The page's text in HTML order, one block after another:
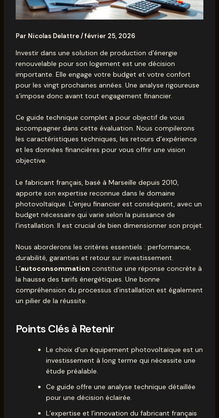
Par Nicolas Delattre/février 25, 2026
Investir dans une solution de production d’énergie
renouvelable pour son logement est une décision
importante. Elle engage votre budget et votre confort
pour les vingt prochaines années. Une analyse rigoureuse
s’impose donc avant tout engagement financier.
Ce guide technique complet a pour objectif de vous
accompagner dans cette évaluation. Nous compilerons
les caractéristiques techniques, les retours d’expérience
et les données financières pour vous offrir une vision
objective.
Le fabricant français, basé à Marseille depuis 2010,
apporte son expertise reconnue dans le domaine
photovoltaïque. L’enjeu financier est conséquent, avec un
budget nécessaire qui varie selon la puissance de
l’installation. Il est crucial de bien dimensionner son projet.
Nous aborderons les critères essentiels : performance,
durabilité, garanties et retour sur investissement.
L’autoconsommation constitue une réponse concrète à
la hausse des tarifs énergétiques. Une bonne
compréhension du processus d’installation est également
un pilier de la réussite.
Points Clés à Retenir
Le choix d’un équipement photovoltaïque est un
investissement à long terme qui nécessite une
étude préalable.
Ce guide offre une analyse technique détaillée
pour une décision éclairée.
L’expertise et l’innovation du fabricant français